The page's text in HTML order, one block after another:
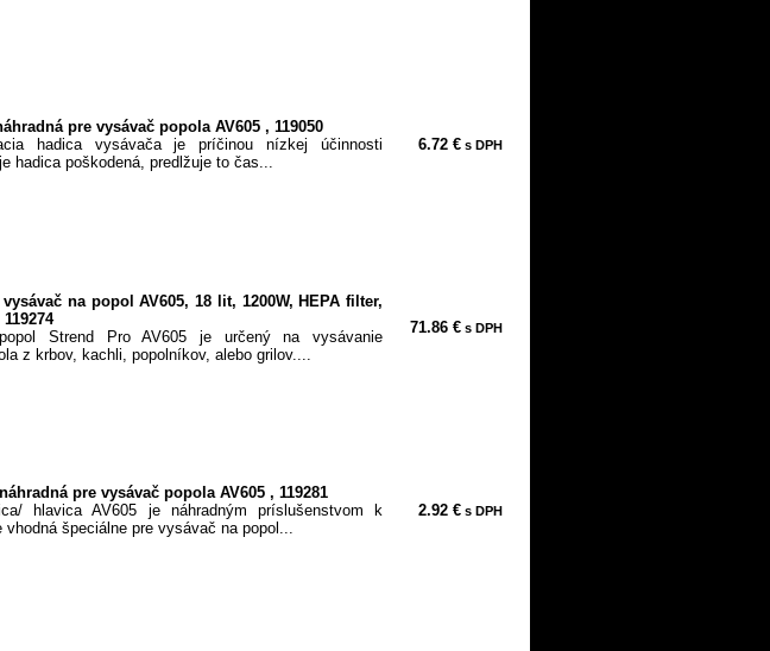
pre vysávač popola AV605 , 119050
hadica vysávača je príčinou nízkej účinnosti
hadica poškodená, predlžuje to čas...
6.72 € s DPH
vysávač na popol AV605, 18 lit, 1200W, HEPA filter,
Strend Pro AV605 je určený na vysávanie
z krbov, kachli, popolníkov, alebo grilov....
71.86 € s DPH
pre vysávač popola AV605 , 119281
hlavica AV605 je náhradným príslušenstvom k
špeciálne pre vysávač na popol...
2.92 € s DPH